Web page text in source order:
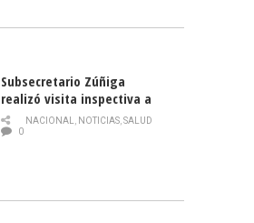
Subsecretario Zúñiga
realizó visita inspectiva a
Hospital Modular Sótero del
Río
NACIONAL, NOTICIAS,SALUD
0